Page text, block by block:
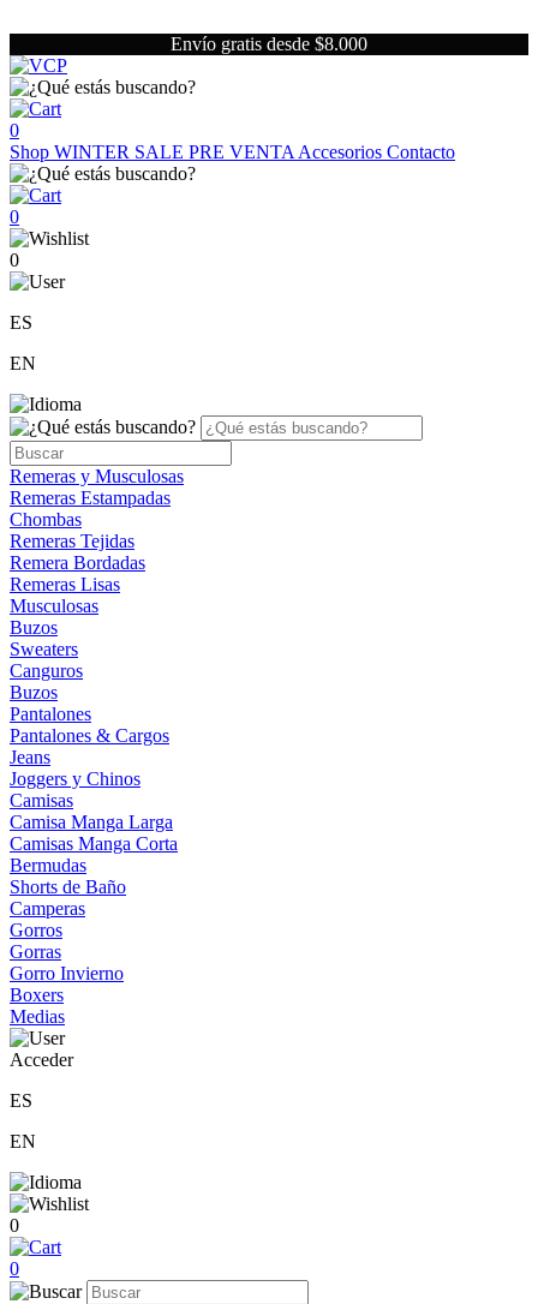
Envío gratis desde $8.000
0
Shop WINTER SALE PRE VENTA Accesorios Contacto
0
0
ES
EN
Remeras y Musculosas
Remeras Estampadas
Chombas
Remeras Tejidas
Remera Bordadas
Remeras Lisas
Musculosas
Buzos
Sweaters
Canguros
Buzos
Pantalones
Pantalones & Cargos
Jeans
Joggers y Chinos
Camisas
Camisa Manga Larga
Camisas Manga Corta
Bermudas
Shorts de Baño
Camperas
Gorros
Gorras
Gorro Invierno
Boxers
Medias
Acceder
ES
EN
0
0